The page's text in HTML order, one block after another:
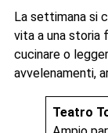
La settimana si
vita a una storia
cucinare o
avvelenamenti,
Teatro